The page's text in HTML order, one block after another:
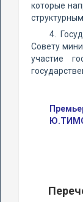
которые
4.
Совету
участие